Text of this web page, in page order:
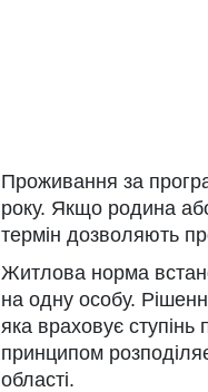
Проживання за
року. Якщо родина
термін дозволяють
Житлова норма
на одну особу.
яка враховує
принципом
області.